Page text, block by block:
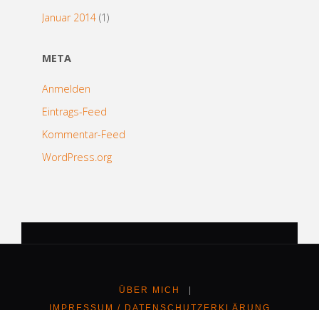
Januar 2014(1)
META
Anmelden
Eintrags-Feed
Kommentar-Feed
WordPress.org
ÜBER MICH
IMPRESSUM / DATENSCHUTZERKLÄRUNG